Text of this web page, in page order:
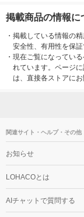
掲載商品の情報に
・ 掲載している情報の
安全性、有用性を保証
・ 現在ご覧になってい
れています。ページ
は、直接各ストアにお
関連サイト・ヘルプ・その他
お知らせ
LOHACOとは
AIチャットで質問する